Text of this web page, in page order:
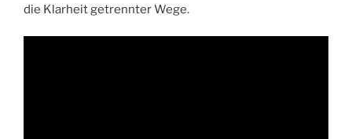
die Klarheit getrennter Wege.